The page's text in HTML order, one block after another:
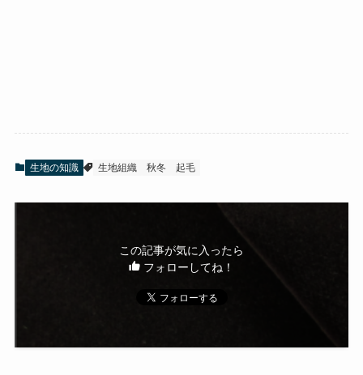
生地の知識 生地組織 秋冬 起毛
この記事が気に入ったら
フォローしてね！